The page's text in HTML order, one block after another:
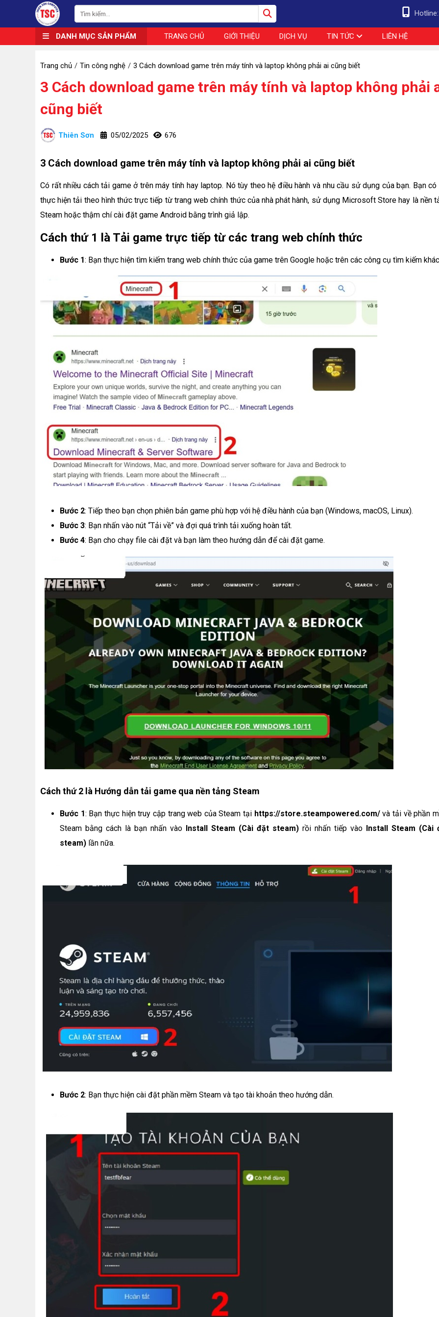
Hotline:
DANH MỤC SẢN PHẨM TRANG CHỦ GIỚI THIỆU DỊCH VỤ TIN TỨC LIÊN HỆ
Trang chủ Tin công nghệ 3 Cách download game trên máy tính và laptop không phải ai cũng biết
3 Cách download game trên máy tính và laptop không phải
cũng biết
Thiên Sơn 05/02/2025 676
3 Cách download game trên máy tính và laptop không phải ai cũng biết
Có rất nhiều cách tải game ở trên máy tính hay laptop. Nó tùy theo hệ điều hành và nhu cầu sử dụng của bạn. Bạn có
thực hiện tải theo hình thức trực tiếp từ trang web chính thức của nhà phát hành, sử dụng Microsoft Store hay là nền
Steam hoặc thậm chí cài đặt game Android bằng trình giả lập.
Cách thứ 1 là Tải game trực tiếp từ các trang web chính thức
Bước 1: Bạn thực hiện tìm kiếm trang web chính thức của game trên Google hoặc trên các công cụ tìm kiếm
Bước 2: Tiếp theo bạn chọn phiên bản game phù hợp với hệ điều hành của bạn (Windows, macOS, Linux).
Bước 3: Bạn nhấn vào nút “Tải về” và đợi quá trình tải xuống hoàn tất.
Bước 4: Bạn cho chạy file cài đặt và bạn làm theo hướng dẫn để cài đặt game.
Cách thứ 2 là Hướng dẫn tải game qua nền tảng Steam
Bước 1: Bạn thực hiện truy cập trang web của Steam tại https://store.steampowered.com/và tải về phần
Steam bằng cách là bạn nhấn vào Install Steam (Cài đặt steam) rồi nhấn tiếp vào Install Steam (Cài
steam) lần nữa.
Bước 2: Bạn thực hiện cài đặt phần mềm Steam và tạo tài khoản theo hướng dẫn.